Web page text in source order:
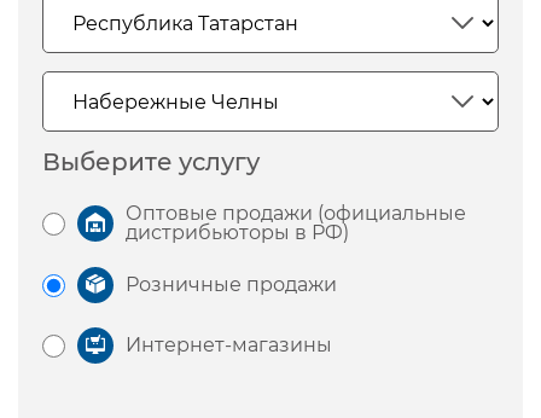
Выберите услугу
Оптовые продажи (официальные
дистрибьюторы в РФ)
Розничные продажи
Интернет-магазины